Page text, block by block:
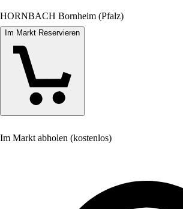
HORNBACH Bornheim (Pfalz)
Im Markt Reservieren
Im Markt abholen (kostenlos)